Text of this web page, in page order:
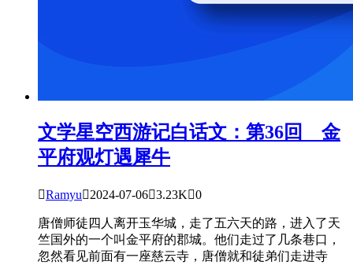
文学星空西游记白话文：第36回 金
平府观灯遇犀牛
Ramyu2024-07-063.23K0
唐僧师徒四人离开玉华城，走了五六天的路，进入了天
竺国外的一个叫金平府的郡城。他们走过了几条巷口，
忽然看见前面有一座慈云寺，唐僧就和徒弟们走进寺